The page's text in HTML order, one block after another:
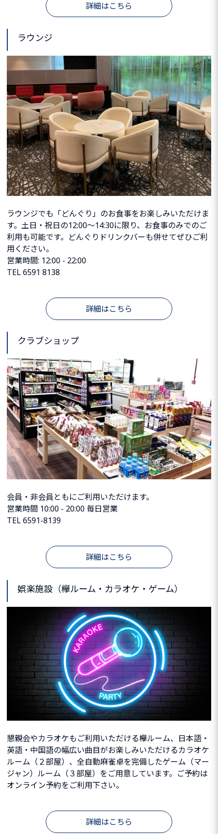
詳細はこちら
ラウンジ
ラウンジでも「どんぐり」のお食事をお楽しみいただけま
す。土日・祝日の12:00〜14:30に限り、お食事のみでのご
利用も可能です。どんぐりドリンクバーも併せてぜひご利
用ください。
営業時間: 12:00 - 22:00
TEL 6591 8138
詳細はこちら
クラブショップ
会員・非会員ともにご利用いただけます。
営業時間 10:00 - 20:00 毎日営業
TEL 6591-8139
詳細はこちら
娯楽施設（欅ルーム・カラオケ・ゲーム）
懇親会やカラオケもご利用いただける欅ルーム、日本語・
英語・中国語の幅広い曲目がお楽しみいただけるカラオケ
ルーム（２部屋）、全自動麻雀卓を完備したゲーム（マー
ジャン）ルーム（３部屋）をご用意しています。ご予約は
オンライン予約をご利用下さい。
詳細はこちら